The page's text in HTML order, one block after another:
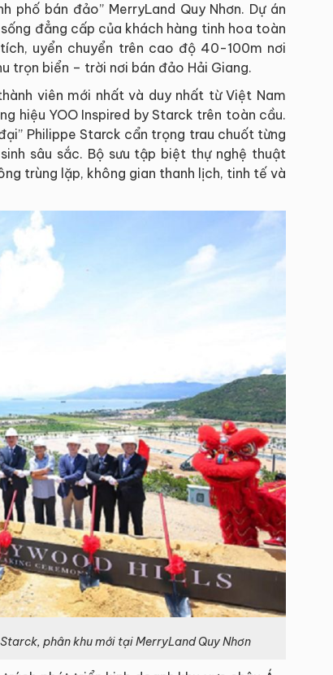
phố bán đảo” MerryLand Quy Nhơn. Dự án
đẳng cấp của khách hàng tinh hoa toàn
uyển chuyển trên cao độ 40-100m nơi
trọn biển – trời nơi bán đảo Hải Giang.
viên mới nhất và duy nhất từ Việt Nam
hiệu YOO Inspired by Starck trên toàn cầu.
Philippe Starck cẩn trọng trau chuốt từng
sâu sắc. Bộ sưu tập biệt thự nghệ thuật
trùng lặp, không gian thanh lịch, tinh tế và
phân khu mới tại MerryLand Quy Nhơn